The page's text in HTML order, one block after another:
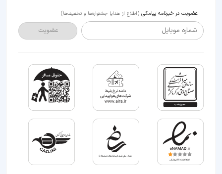
عضویت در خبرنامه پیامکی (اطلاع از هدایا جشنواره‌ها و تخفیف‌ها)
شماره موبایل عضویت